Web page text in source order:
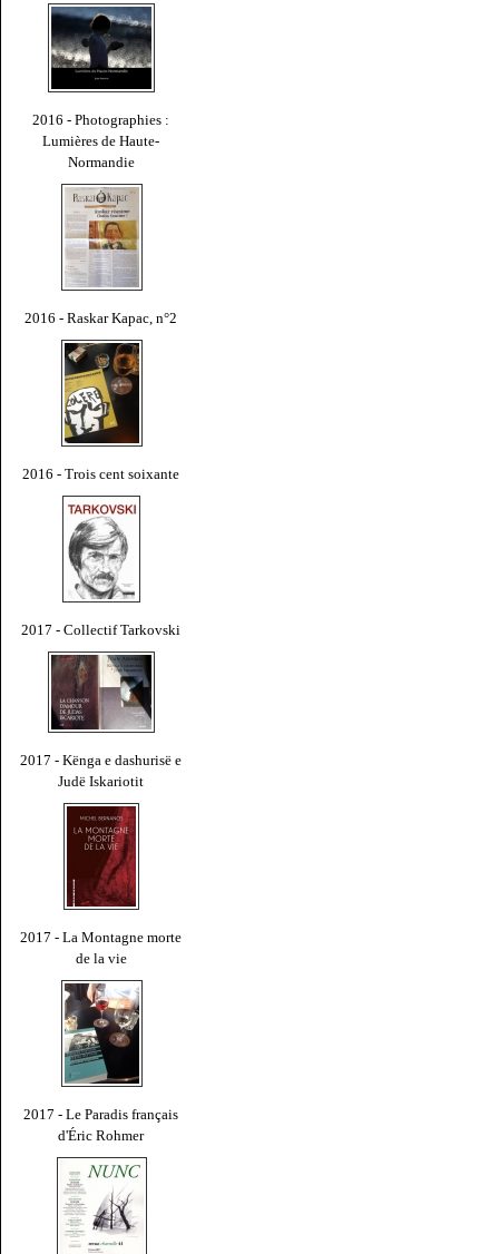
2016 - Photographies :
Lumières de Haute-
Normandie
2016 - Raskar Kapac, n°2
2016 - Trois cent soixante
2017 - Collectif Tarkovski
2017 - Kënga e dashurisë e
Judë Iskariotit
2017 - La Montagne morte
de la vie
2017 - Le Paradis français
d'Éric Rohmer